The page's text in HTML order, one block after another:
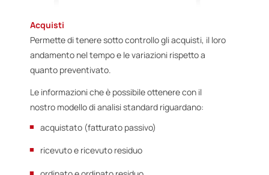
Acquisti
Permette di tenere sotto controllo gli acquisti, il loro
andamento nel tempo e le variazioni rispetto a
quanto preventivato.
Le informazioni che è possibile ottenere con il
nostro modello di analisi standard riguardano:
acquistato (fatturato passivo)
ricevuto e ricevuto residuo